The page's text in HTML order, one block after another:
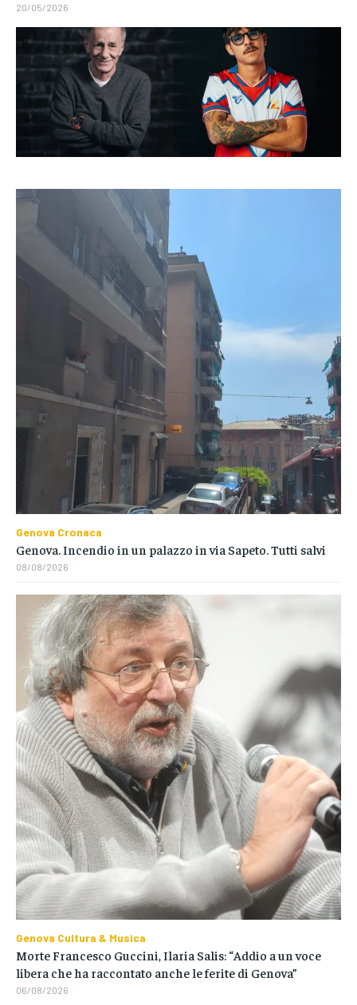
20/05/2026
Genova Cronaca
Genova. Incendio in un palazzo in via Sapeto. Tutti salvi
08/08/2026
Genova Cultura & Musica
Morte Francesco Guccini, Ilaria Salis: “Addio a un voce
libera che ha raccontato anche le ferite di Genova”
06/08/2026